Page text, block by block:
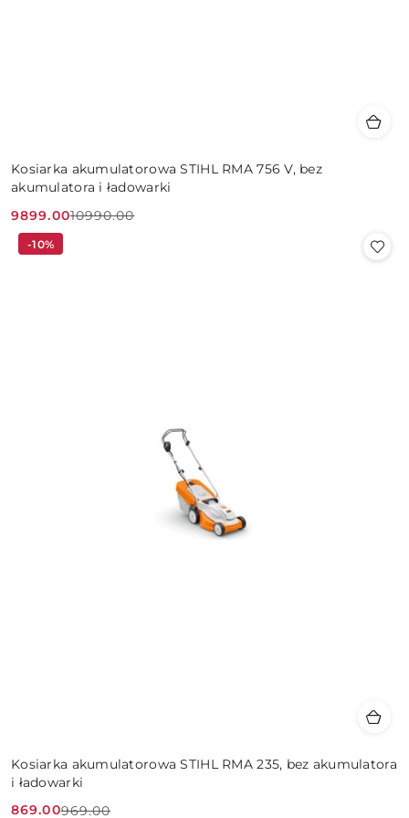
Kosiarka akumulatorowa STIHL RMA 756 V, bez
akumulatora i ładowarki
Cena
promocyjna:
9899.00
Cena
przed
10990.00
Kosiarka akumulatorowa STIHL RMA 235, bez akumulatora
i ładowarki
869.00969.00
-10%